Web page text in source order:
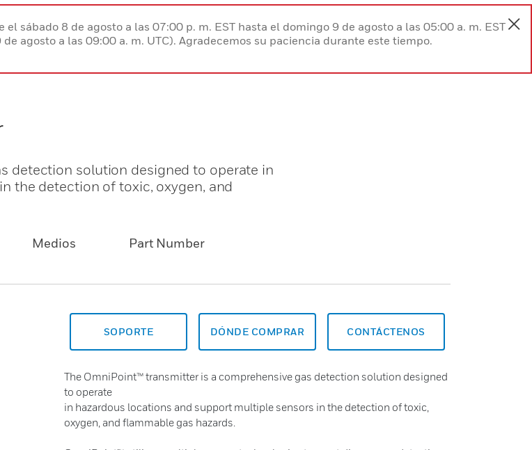
sábado 8 de agosto a las 07:00 p. m. EST hasta el domingo 9 de agosto a las 05:00 a. m. EST
agosto a las 09:00 a. m. UTC). Agradecemos su paciencia durante este tiempo.
detection solution designed to operate in
the detection of toxic, oxygen, and
Medios Part Number
SOPORTE DÓNDE COMPRAR CONTÁCTENOS
The OmniPoint™ transmitter is a comprehensive gas detection solution designed
to operate
in hazardous locations and support multiple sensors in the detection of toxic,
oxygen, and flammable gas hazards.